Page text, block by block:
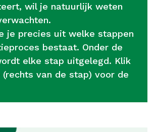
wil je natuurlijk weten
je precies uit welke stappen
bestaat. Onder de
elke stap uitgelegd. Klik
van de stap) voor de